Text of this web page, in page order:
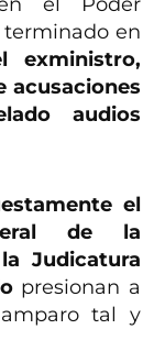
terminado en
exministro,
acusaciones
audios
el
de la
Judicatura
presionan a
tal y